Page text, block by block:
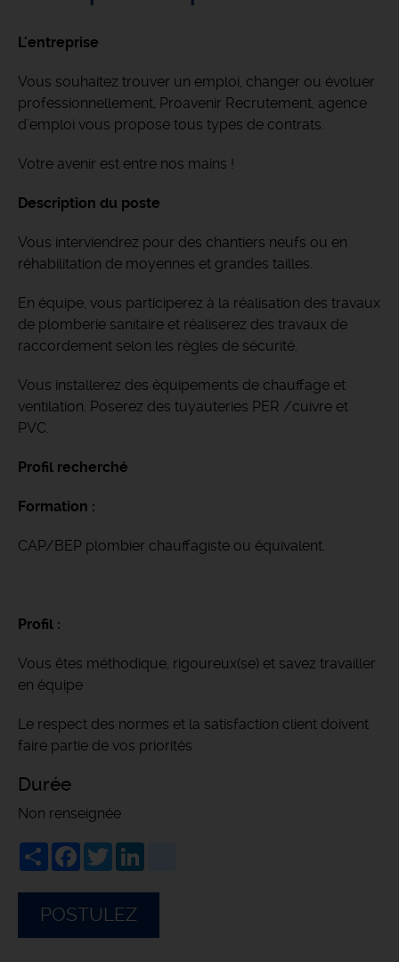
L'entreprise
Vous souhaitez trouver un emploi, changer ou évoluer
professionnellement, Proavenir Recrutement, agence
d’emploi vous propose tous types de contrats.
Votre avenir est entre nos mains !
Description du poste
Vous interviendrez pour des chantiers neufs ou en
réhabilitation de moyennes et grandes tailles.
En équipe, vous participerez à la réalisation des travaux
de plomberie sanitaire et réaliserez des travaux de
raccordement selon les règles de sécurité.
Vous installerez des équipements de chauffage et
ventilation. Poserez des tuyauteries PER /cuivre et
PVC.
Profil recherché
Formation :
CAP/BEP plombier chauffagiste ou équivalent.
Profil :
Vous êtes méthodique, rigoureux(se) et savez travailler
en équipe
Le respect des normes et la satisfaction client doivent
faire partie de vos priorités
Durée
Non renseignée
ShareFacebook
Twitter
POSTULEZ